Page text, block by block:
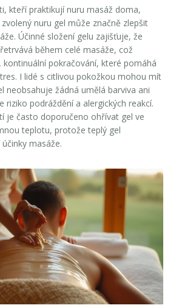
kteří praktikují nuru masáž doma,
nuru gel může značně zlepšit
Účinné složení gelu zajišťuje, že
během celé masáže, což
pokračování, které pomáhá
I lidé s citlivou pokožkou mohou mít
neobsahuje žádná umělá barviva ani
riziko podráždění a alergických reakcí.
je často doporučeno ohřívat gel ve
teplotu, protože teplý gel
masáže.